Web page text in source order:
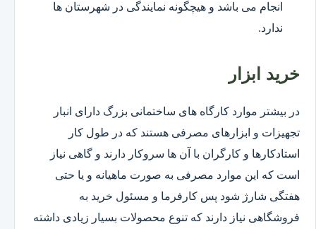
انجام می باشد و هیچگونه نمایندگی در شهرستان ها
ندارد.
خرید ابزار
در بیشتر موارد کارگاه های ساختمانی بزرگ دارای انبار
تجهیزات و ابزارهای مصرفی هستند که در طول کار
استادکارها و کارگران با آن ها سروکار دارند و گاهی نیاز
است که این موارد مصرفی به صورت ماهیانه و یا حتی
هفتگی شارژ شود پس کارفرما و مسئول خرید به
فروشگاهی نیاز دارند که تنوع محصولات بسیار زیادی داشته